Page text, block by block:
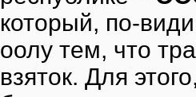
который, по-
оолу тем, что
взяток. Для